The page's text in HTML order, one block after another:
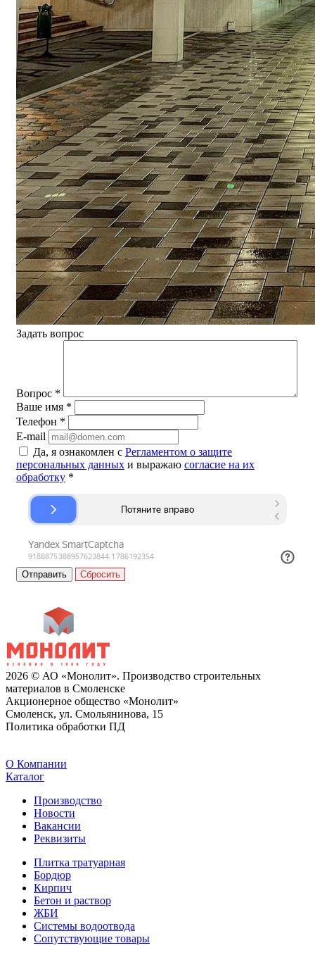
Задать вопрос
Вопрос *
Ваше имя *
Телефон *
E-mail
Да, я ознакомлен с Регламентом о защите
персональных данных и выражаю согласие на их
обработку *
Сбросить
2026 © АО «Монолит». Производство строительных
материалов в Смоленске
Акционерное общество «Монолит»
Смоленск, ул. Смольянинова, 15
Политика обработки ПД
O Компании
Каталог
Производство
Новости
Вакансии
Реквизиты
Плитка тратуарная
Бордюр
Кирпич
Бетон и раствор
ЖБИ
Системы водоотвода
Сопутствующие товары